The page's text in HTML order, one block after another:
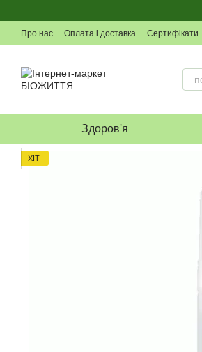
Про нас Оплата і доставка Сертифікати
Здоров'я
ХІТ